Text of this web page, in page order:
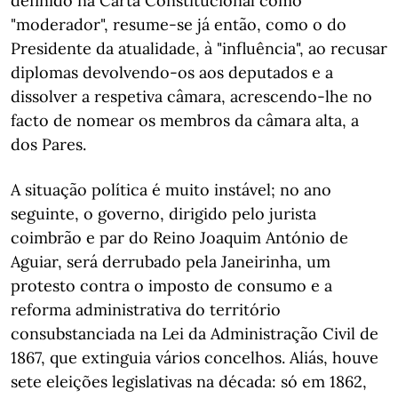
"moderador", resume-se já então, como o do
Presidente da atualidade, à "influência", ao recusar
diplomas devolvendo-os aos deputados e a
dissolver a respetiva câmara, acrescendo-lhe no
facto de nomear os membros da câmara alta, a
dos Pares.
A situação política é muito instável; no ano
seguinte, o governo, dirigido pelo jurista
coimbrão e par do Reino Joaquim António de
Aguiar, será derrubado pela Janeirinha, um
protesto contra o imposto de consumo e a
reforma administrativa do território
consubstanciada na Lei da Administração Civil de
1867, que extinguia vários concelhos. Aliás, houve
sete eleições legislativas na década: só em 1862,